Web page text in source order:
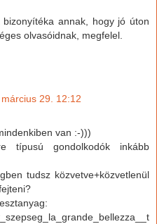
annak, hogy jó úton
olvasóidnak, megfelel.
29. 12:12
van :-)))
típusú gondolkodók inkább
tudsz közvetve+közvetlenül